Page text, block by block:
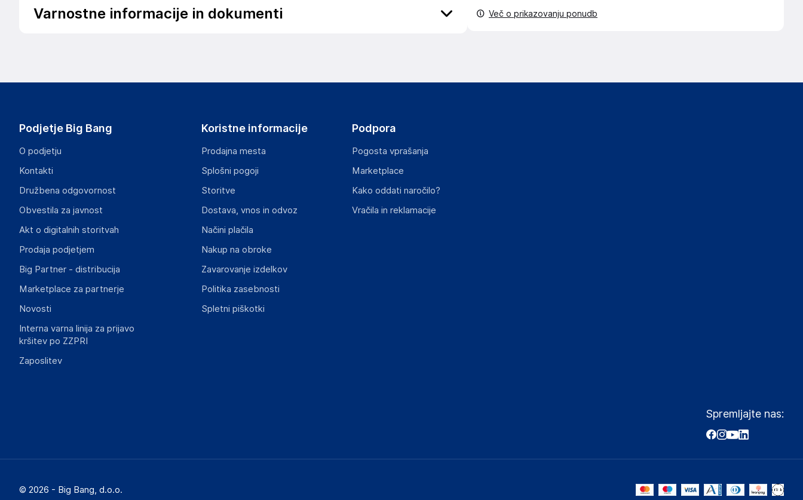
Varnostne informacije in dokumenti
germanyinfo@acco.com
Gospodarski subjekt s sedežem v EU, ki zagotavlja skladnost izdelka z zahtevanimi predpisi.
Siemensstrasse 64, D-70469 Stuttgart
GE
Več o prikazovanju ponudb
Podjetje Big Bang
O podjetju
Kontakti
Družbena odgovornost
Obvestila za javnost
Akt o digitalnih storitvah
Prodaja podjetjem
Big Partner - distribucija
Marketplace za partnerje
Novosti
Interna varna linija za prijavo
kršitev po ZZPRI
Zaposlitev
Koristne informacije
Prodajna mesta
Splošni pogoji
Storitve
Dostava, vnos in odvoz
Načini plačila
Nakup na obroke
Zavarovanje izdelkov
Politika zasebnosti
Spletni piškotki
Podpora
Pogosta vprašanja
Marketplace
Kako oddati naročilo?
Vračila in reklamacije
Spremljajte nas:
© 2026 - Big Bang, d.o.o.